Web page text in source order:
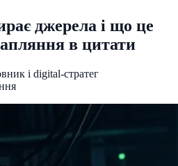
джерела і що це
в цитати
і digital-стратег